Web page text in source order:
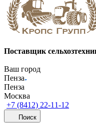
Поставщик
Ваш город
Пенза
Пенза
Москва
+7 (8412) 22-11-12
Поиск